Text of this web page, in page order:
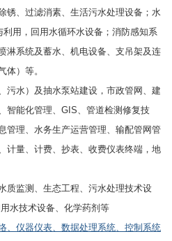
锈、过滤消素、生活污水处理设备；水
用，回用水循环水设备；消防感知系
淋系统及蓄水、机电设备、支吊架及连
体）等。
污水）及抽水泵站建设，市政管网、建
智能化管理、GIS、管道检测修复技
管理、水务生产运营管理、输配管网管
计量、计费、抄表、收费仪表终端，地
质监测、生态工程、污水处理技术设
水技术设备、化学药剂等
、仪器仪表、数据处理系统、控制系统